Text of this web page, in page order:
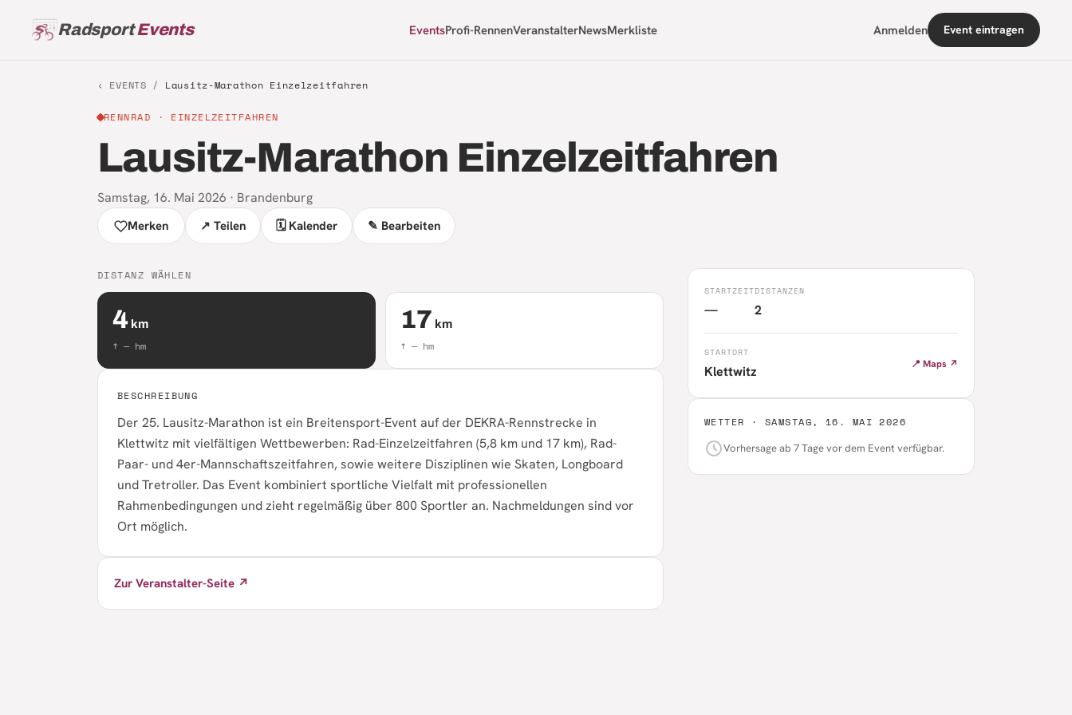
RadsportEvents EventsProfi-RennenVeranstalterNewsMerkliste Anmelden Event eintragen
‹ EVENTS / Lausitz-Marathon Einzelzeitfahren
RENNRAD · EINZELZEITFAHREN
Lausitz-Marathon Einzelzeitfahren
Samstag, 16. Mai 2026 · Brandenburg
Merken ↗ Teilen 🗓 Kalender ✎ Bearbeiten
DISTANZ WÄHLEN
4 km
↑ —hm
17 km
↑ —hm
BESCHREIBUNG
Der 25. Lausitz-Marathon ist ein Breitensport-Event auf der DEKRA-Rennstrecke in
Klettwitz mit vielfältigen Wettbewerben: Rad-Einzelzeitfahren (5,8 km und 17 km), Rad-
Paar- und 4er-Mannschaftszeitfahren, sowie weitere Disziplinen wie Skaten, Longboard
und Tretroller. Das Event kombiniert sportliche Vielfalt mit professionellen
Rahmenbedingungen und zieht regelmäßig über 800 Sportler an. Nachmeldungen sind vor
Ort möglich.
Zur Veranstalter-Seite ↗
STARTZEIT
—
DISTANZEN
2
STARTORT
Klettwitz 📍 Maps ↗
WETTER · SAMSTAG, 16. MAI 2026
Vorhersage ab 7 Tage vor dem Event verfügbar.